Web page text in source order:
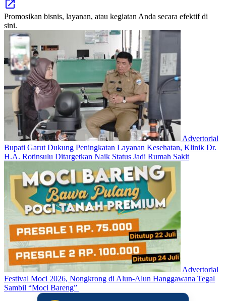
Promosikan bisnis, layanan, atau kegiatan Anda secara efektif di
sini.
Advertorial
Bupati Garut Dukung Peningkatan Layanan Kesehatan, Klinik Dr.
H.A. Rotinsulu Ditargetkan Naik Status Jadi Rumah Sakit
Advertorial
Festival Moci 2026, Nongkrong di Alun-Alun Hanggawana Tegal
Sambil “Moci Bareng”